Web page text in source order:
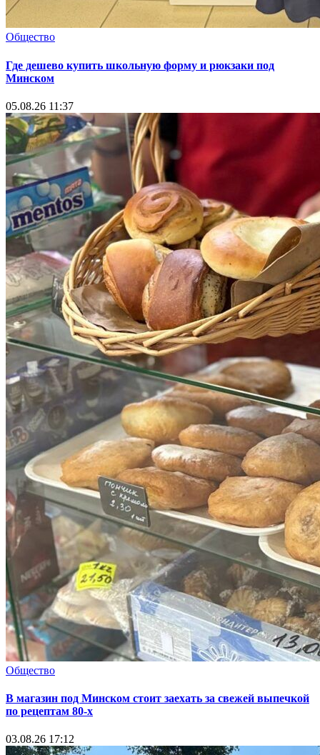
Общество
Где дешево купить школьную форму и рюкзаки под
Минском
05.08.26 11:37
Общество
В магазин под Минском стоит заехать за свежей выпечкой
по рецептам 80-х
03.08.26 17:12